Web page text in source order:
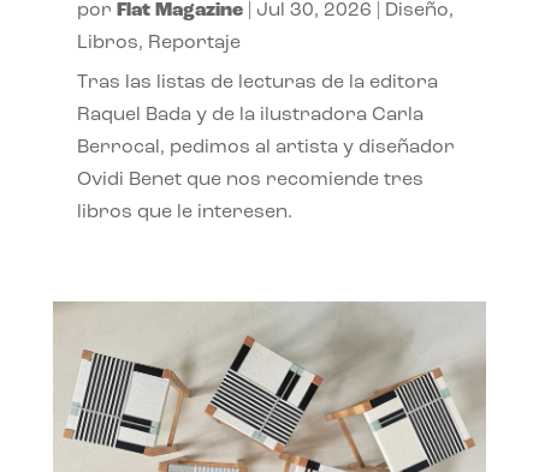
por Flat Magazine| Jul 30, 2026 Diseño,
Libros, Reportaje
Tras las listas de lecturas de la editora
Raquel Bada y de la ilustradora Carla
Berrocal, pedimos al artista y diseñador
Ovidi Benet que nos recomiende tres
libros que le interesen.